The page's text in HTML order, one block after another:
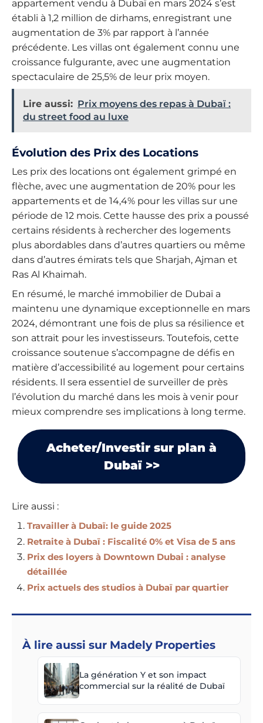
appartement vendu à Dubaï en mars 2024 s’est
établi à 1,2 million de dirhams, enregistrant une
augmentation de 3% par rapport à l’année
précédente. Les villas ont également connu une
croissance fulgurante, avec une augmentation
spectaculaire de 25,5% de leur prix moyen.
Lire aussi: Prix moyens des repas à Dubaï :
du street food au luxe
Évolution des Prix des Locations
Les prix des locations ont également grimpé en
flèche, avec une augmentation de 20% pour les
appartements et de 14,4% pour les villas sur une
période de 12 mois. Cette hausse des prix a poussé
certains résidents à rechercher des logements
plus abordables dans d’autres quartiers ou même
dans d’autres émirats tels que Sharjah, Ajman et
Ras Al Khaimah.
En résumé, le marché immobilier de Dubaï a
maintenu une dynamique exceptionnelle en mars
2024, démontrant une fois de plus sa résilience et
son attrait pour les investisseurs. Toutefois, cette
croissance soutenue s’accompagne de défis en
matière d’accessibilité au logement pour certains
résidents. Il sera essentiel de surveiller de près
l’évolution du marché dans les mois à venir pour
mieux comprendre ses implications à long terme.
Acheter/Investir sur plan à
Dubaï >>
Lire aussi :
Travailler à Dubaï: le guide 2025
Retraite à Dubaï : Fiscalité 0% et Visa de 5 ans
Prix des loyers à Downtown Dubai : analyse
détaillée
Prix actuels des studios à Dubaï par quartier
À lire aussi sur Madely Properties
La génération Y et son impact
commercial sur la réalité de Dubaï